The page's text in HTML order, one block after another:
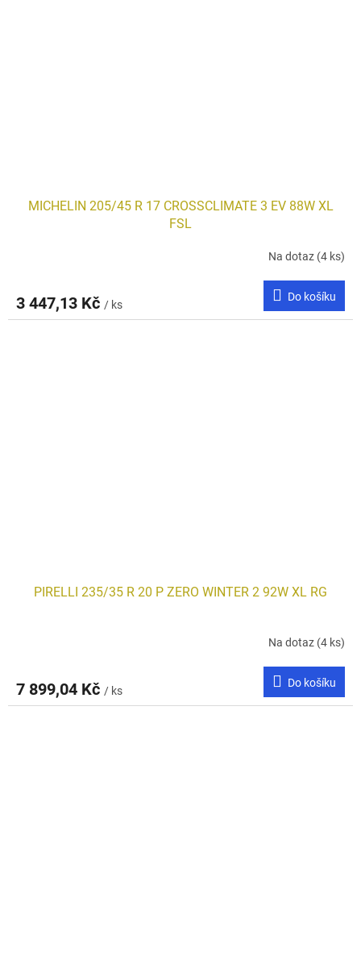
MICHELIN 205/45 R 17 CROSSCLIMATE 3 EV 88W XL
FSL
Na dotaz (4 ks)
3 447,13 Kč / ks
Do košíku
PIRELLI 235/35 R 20 P ZERO WINTER 2 92W XL RG
Na dotaz (4 ks)
7 899,04 Kč / ks
Do košíku